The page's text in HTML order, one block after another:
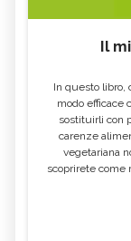
Il
In questo libro,
modo efficace
sostituirli con
carenze
vegetariana
scoprirete come